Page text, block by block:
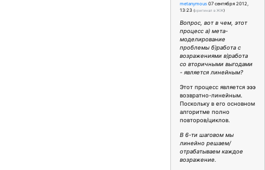
metanymous 07 сентября 2012,
13:23 (оригинал в ЖЖ)
Вопрос, вот в чем, этот
процесс а) мета-
моделирование
проблемы б)работа с
возражениями в)работа
со вторичными выгодами
- является линейным?
Этот процесс является эээ
возвратно-линейным.
Поскольку в его основном
алгоритме полно
повторов/циклов.
В 6-ти шаговом мы
линейно решаем/
отрабатываем каждое
возражение.